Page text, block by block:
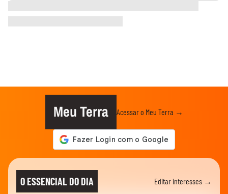
Meu Terra Acessar o Meu Terra →
O ESSENCIAL DO DIA Editar interesses →